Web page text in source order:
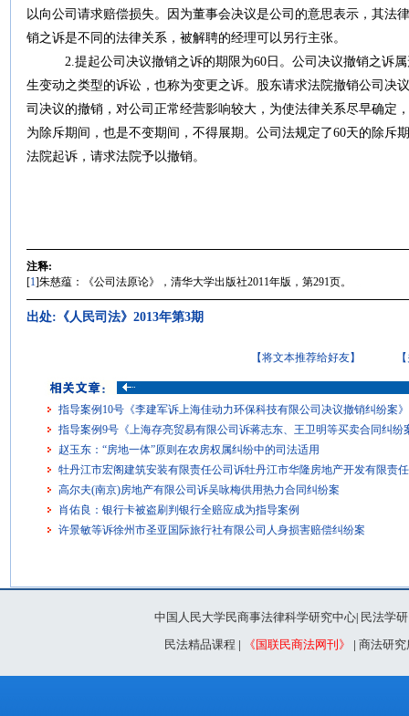
以向公司请求赔偿损失。因为董事会决议是公司的意思表示，其法
销之诉是不同的法律关系，被解聘的经理可以另行主张。
2.提起公司决议撤销之诉的期限为60日。公司决议撤销之诉属
生变动之类型的诉讼，也称为变更之诉。股东请求法院撤销公司决
司决议的撤销，对公司正常经营影响较大，为使法律关系尽早确定
为除斥期间，也是不变期间，不得展期。公司法规定了60天的除斥
法院起诉，请求法院予以撤销。
注释:
[1]朱慈蕴：《公司法原论》，清华大学出版社2011年版，第291页。
出处:《人民司法》2013年第3期
【将文本推荐给好友】
指导案例10号《李建军诉上海佳动力环保科技有限公司决议撤销纠纷案
指导案例9号《上海存亮贸易有限公司诉蒋志东、王卫明等买卖合同纠纷
赵玉东：“房地一体”原则在农房权属纠纷中的司法适用
牡丹江市宏阁建筑安装有限责任公司诉牡丹江市华隆房地产开发有限责
高尔夫(南京)房地产有限公司诉吴咏梅供用热力合同纠纷案
肖佑良：银行卡被盗刷判银行全赔应成为指导案例
许景敏等诉徐州市圣亚国际旅行社有限公司人身损害赔偿纠纷案
中国人民大学民商事法律科学研究中心| 民法学
民法精品课程 | 《国联民商法网刊》 | 商法研究